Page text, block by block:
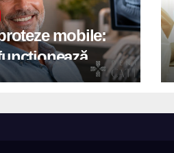
mobile:
completă